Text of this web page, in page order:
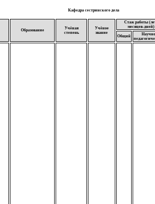
Кафедра сестринского дела
Образование
Учёная
степень
Учёное
звание
Стаж работы
месяцев-дней)
Общий